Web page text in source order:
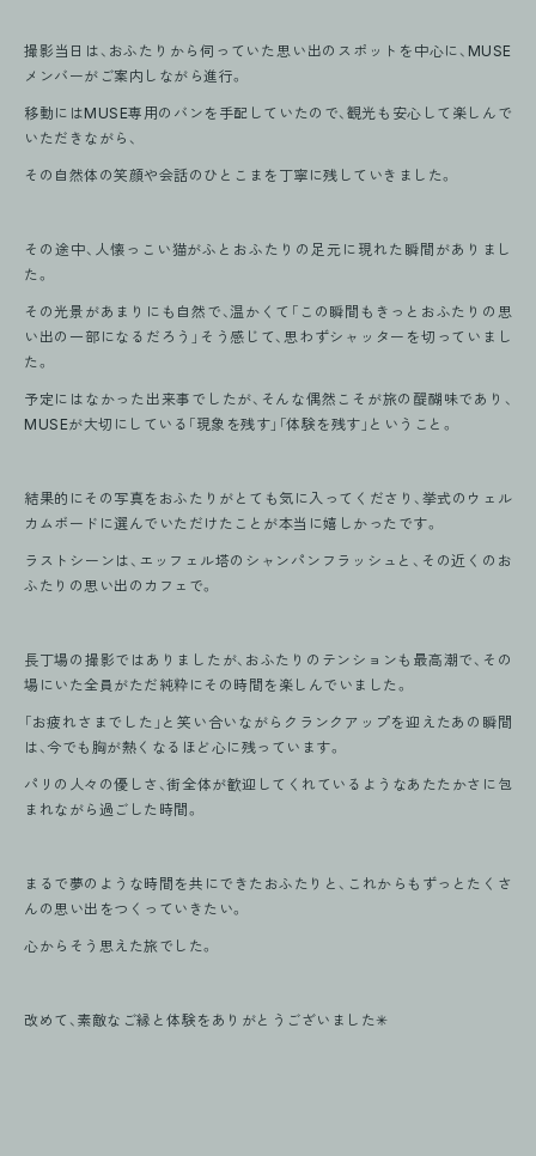
撮影当日は、おふたりから伺っていた思い出のスポットを中心に、MUSE
メンバーがご案内しながら進行。
移動にはMUSE専用のバンを手配していたので、観光も安心して楽しんで
いただきながら、
その自然体の笑顔や会話のひとこまを丁寧に残していきました。
その途中、人懐っこい猫がふとおふたりの足元に現れた瞬間がありまし
た。
その光景があまりにも自然で、温かくて「この瞬間もきっとおふたりの思
い出の一部になるだろう」そう感じて、思わずシャッターを切っていまし
た。
予定にはなかった出来事でしたが、そんな偶然こそが旅の醍醐味であり、
MUSEが大切にしている「現象を残す」「体験を残す」ということ。
結果的にその写真をおふたりがとても気に入ってくださり、挙式のウェル
カムボードに選んでいただけたことが本当に嬉しかったです。
ラストシーンは、エッフェル塔のシャンパンフラッシュと、その近くのお
ふたりの思い出のカフェで。
長丁場の撮影ではありましたが、おふたりのテンションも最高潮で、その
場にいた全員がただ純粋にその時間を楽しんでいました。
「お疲れさまでした」と笑い合いながらクランクアップを迎えたあの瞬間
は、今でも胸が熱くなるほど心に残っています。
パリの人々の優しさ、街全体が歓迎してくれているようなあたたかさに包
まれながら過ごした時間。
まるで夢のような時間を共にできたおふたりと、これからもずっとたくさ
んの思い出をつくっていきたい。
心からそう思えた旅でした。
改めて、素敵なご縁と体験をありがとうございました✳︎